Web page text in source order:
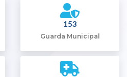
153
Guarda Municipal